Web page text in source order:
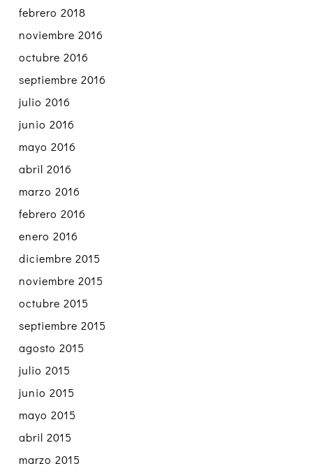
febrero 2018
noviembre 2016
octubre 2016
septiembre 2016
julio 2016
junio 2016
mayo 2016
abril 2016
marzo 2016
febrero 2016
enero 2016
diciembre 2015
noviembre 2015
octubre 2015
septiembre 2015
agosto 2015
julio 2015
junio 2015
mayo 2015
abril 2015
marzo 2015